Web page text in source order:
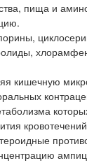
пища и
кишечную